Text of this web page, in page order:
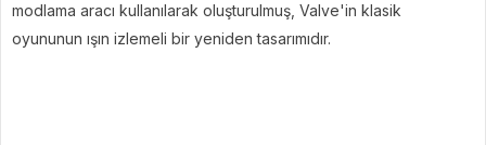
modlama aracı kullanılarak oluşturulmuş, Valve'in klasik
oyununun ışın izlemeli bir yeniden tasarımıdır.